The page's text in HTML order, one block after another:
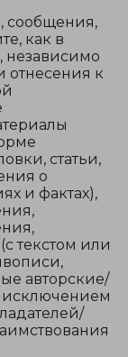
сообщения,
как в
независимо
отнесения к
статьи,
о
и фактах),
текстом или
авторские/
исключением